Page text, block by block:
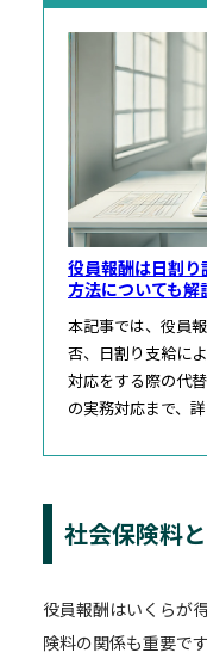
役員報酬は日割
方法についても解
本記事では、役員
否、日割り支給に
対応をする際の代
の実務対応まで、詳
社会保険料
役員報酬はいくらが
険料の関係も重要です